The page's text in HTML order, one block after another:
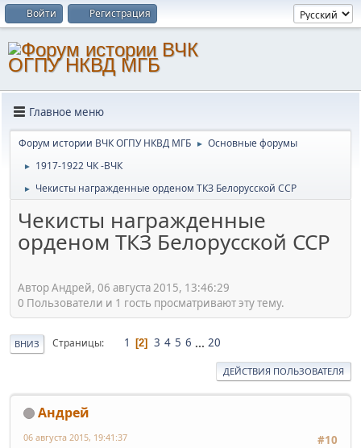
Войти Регистрация
Главное меню
Форум истории ВЧК ОГПУ НКВД МГБ ► Основные форумы
► 1917-1922 ЧК -ВЧК
► Чекисты награжденные орденом ТКЗ Белорусской ССР
Чекисты награжденные
орденом ТКЗ Белорусской ССР
Автор Андрей, 06 августа 2015, 13:46:29
0 Пользователи и 1 гость просматривают эту тему.
ВНИЗ Страницы 1 2 3 4 5 6 ... 20
ДЕЙСТВИЯ ПОЛЬЗОВАТЕЛЯ
Андрей
#10
06 августа 2015, 19:41:37